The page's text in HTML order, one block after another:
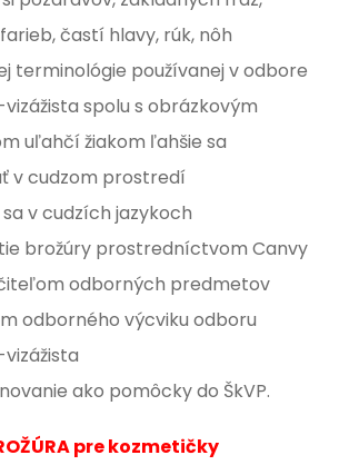
častí hlavy, rúk, nôh
terminológie používanej v odbore
spolu s obrázkovým
uľahčí žiakom ľahšie sa
v cudzom prostredí
v cudzích jazykoch
brožúry prostredníctvom Canvy
odborných predmetov
odborného výcviku odboru
ako pomôcky do ŠkVP.
pre kozmetičky